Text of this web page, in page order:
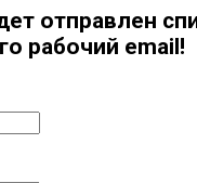
отправлен
рабочий email!